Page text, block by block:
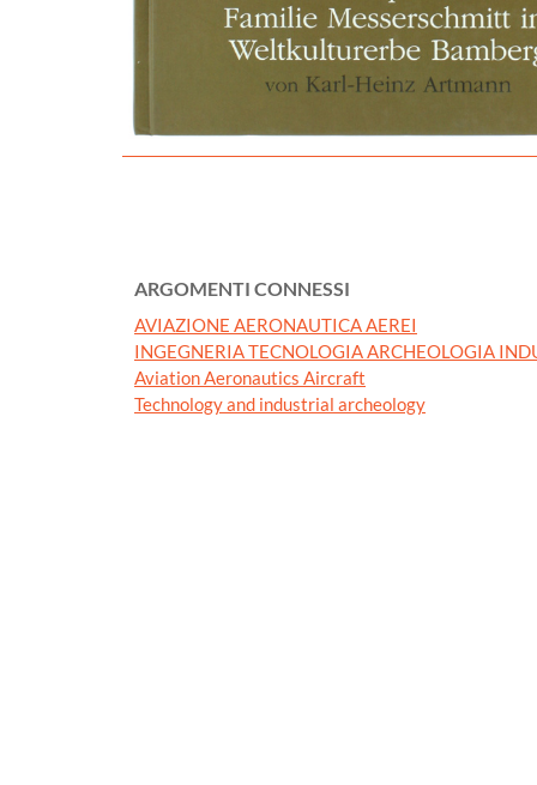
ARGOMENTI CONNESSI
AVIAZIONE AERONAUTICA AEREI
INGEGNERIA TECNOLOGIA ARCHEOLOGIA
Aviation Aeronautics Aircraft
Technology and industrial archeology